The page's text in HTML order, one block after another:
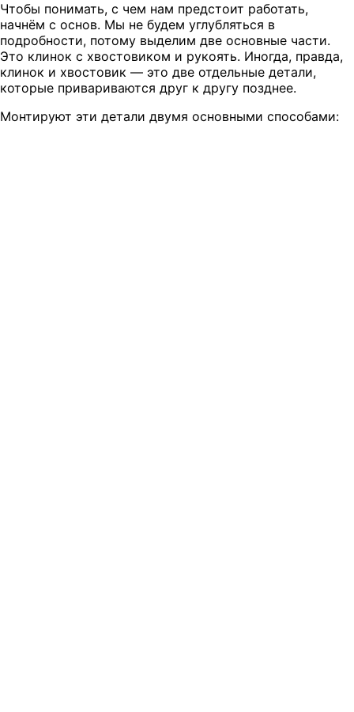
Чтобы понимать, с чем нам предстоит работать,
начнём с основ. Мы не будем углубляться в
подробности, потому выделим две основные части.
Это клинок с хвостовиком и рукоять. Иногда, правда,
клинок и хвостовик — это две отдельные детали,
которые привариваются друг к другу позднее.
Монтируют эти детали двумя основными способами: